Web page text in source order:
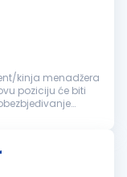
kinja menadžera
poziciju će biti